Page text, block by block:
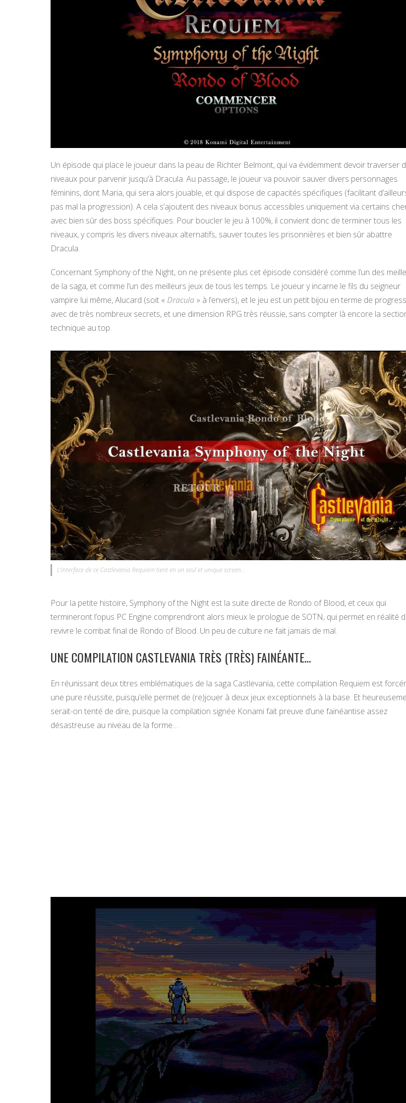
Un épisode qui place le joueur dans la peau de Richter Belmont, qui va évidemment devoir traverser
niveaux pour parvenir jusqu’à Dracula. Au passage, le joueur va pouvoir sauver divers personnages
féminins, dont Maria, qui sera alors jouable, et qui dispose de capacités spécifiques (facilitant
pas mal la progression). A cela s’ajoutent des niveaux bonus accessibles uniquement via certains
avec bien sûr des boss spécifiques. Pour boucler le jeu à 100%, il convient donc de terminer tous les
niveaux, y compris les divers niveaux alternatifs, sauver toutes les prisonnières et bien sûr abattre
Dracula.
Concernant Symphony of the Night, on ne présente plus cet épisode considéré comme l’un des
de la saga, et comme l’un des meilleurs jeux de tous les temps. Le joueur y incarne le fils du seigneur
vampire lui même, Alucard (soit « Dracula » à l’envers), et le jeu est un petit bijou en terme de
avec de très nombreux secrets, et une dimension RPG très réussie, sans compter là encore la
technique au top.
L’interface de ce Castlevania Requiem tient en un seul et unique screen…
Pour la petite histoire, Symphony of the Night est la suite directe de Rondo of Blood, et ceux qui
termineront l’opus PC Engine comprendront alors mieux le prologue de SOTN, qui permet en réalité
revivre le combat final de Rondo of Blood. Un peu de culture ne fait jamais de mal.
UNE COMPILATION CASTLEVANIA TRÈS (TRÈS) FAINÉANTE…
En réunissant deux titres emblématiques de la saga Castlevania, cette compilation Requiem est
une pure réussite, puisqu’elle permet de (re)jouer à deux jeux exceptionnels à la base. Et
serait-on tenté de dire, puisque la compilation signée Konami fait preuve d’une fainéantise assez
désastreuse au niveau de la forme…